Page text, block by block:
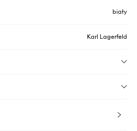
biały
Karl Lagerfeld